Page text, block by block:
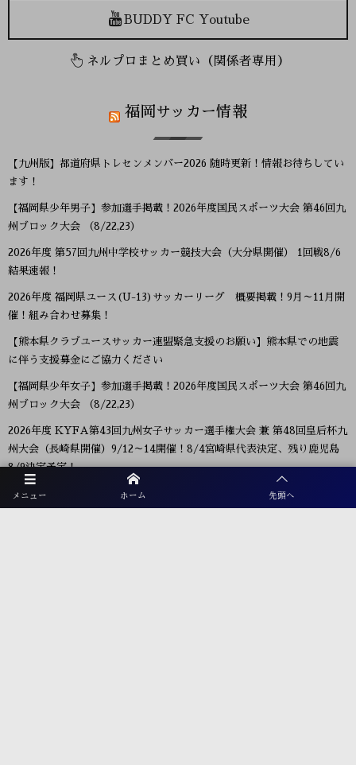
メニュー ホーム 先頭へ
BUDDY FC Youtube
ネルプロまとめ買い（関係者専用）
福岡サッカー情報
【九州版】都道府県トレセンメンバー2026 随時更新！情報お待ちしてい
ます！
【福岡県少年男子】参加選手掲載！2026年度国民スポーツ大会 第46回九
州ブロック大会 （8/22,23）
2026年度 第57回九州中学校サッカー競技大会（大分県開催） 1回戦8/6
結果速報！
2026年度 福岡県ユース(U-13)サッカーリーグ 概要掲載！9月～11月開
催！組み合わせ募集！
【熊本県クラブユースサッカー連盟緊急支援のお願い】熊本県での地震
に伴う支援募金にご協力ください
【福岡県少年女子】参加選手掲載！2026年度国民スポーツ大会 第46回九
州ブロック大会 （8/22,23）
2026年度 KYFA第43回九州女子サッカー選手権大会 兼 第48回皇后杯九
州大会（長崎県開催）9/12～14開催！8/4宮崎県代表決定、残り鹿児島
8/9決定予定！
2026年度 第38回九州ジュニア U-11 サッカー大会（新人戦）福岡県中央
大会 11/29.12/5開催！組合せ募集